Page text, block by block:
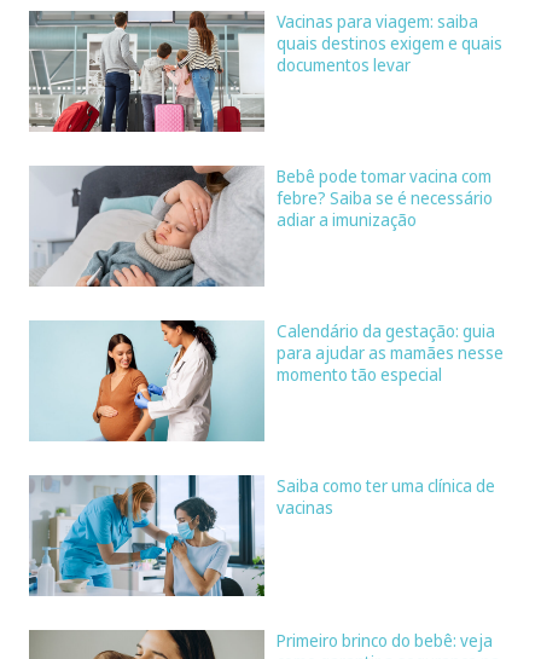
Vacinas para viagem: saiba
quais destinos exigem e quais
documentos levar
Bebê pode tomar vacina com
febre? Saiba se é necessário
adiar a imunização
Calendário da gestação: guia
para ajudar as mamães nesse
momento tão especial
Saiba como ter uma clínica de
vacinas
Primeiro brinco do bebê: veja